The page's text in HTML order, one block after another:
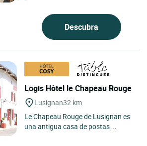
una relación simple y sincera...
Descubra
Logis Hôtel le Chapeau Rouge
Lusignan32 km
Le Chapeau Rouge de Lusignan es
una antigua casa de postas